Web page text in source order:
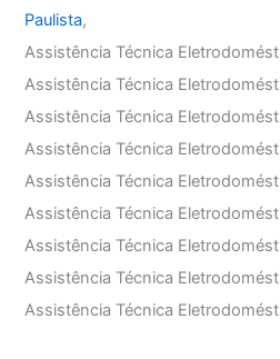
Paulista,
Assistência Técnica
Assistência Técnica
Assistência Técnica
Assistência Técnica
Assistência Técnica
Assistência Técnica
Assistência Técnica
Assistência Técnica
Assistência Técnica